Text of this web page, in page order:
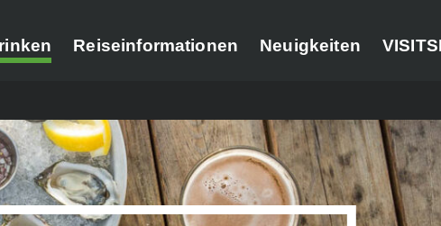
Reiseinformationen Neuigkeiten